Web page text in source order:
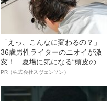
「えっ、こんなに変わるの？」
36歳男性ライターのニオイが激
変！ 夏場に気になる“頭皮のニ
オイ”や“ベタつき”を解消す
ト”が生み出した徹底ケアとは
PR（株式会社スヴェンソン）